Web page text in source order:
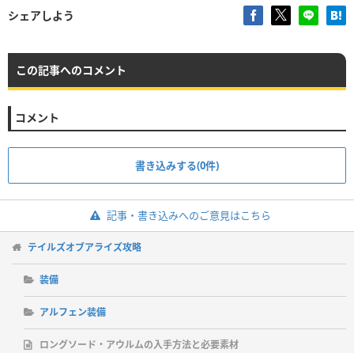
シェアしよう
この記事へのコメント
コメント
書き込みする(0件)
記事・書き込みへのご意見はこちら
テイルズオブアライズ攻略
装備
アルフェン装備
ロングソード・アウルムの入手方法と必要素材